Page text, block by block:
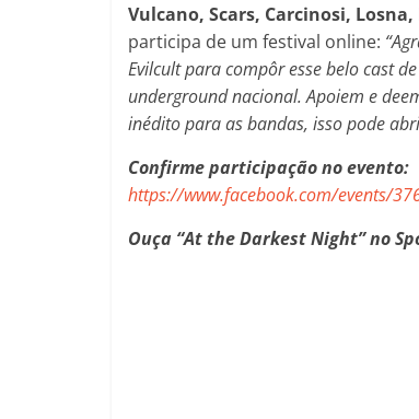
Vulcano, Scars, Carcinosi, Losna,
participa de um festival online: “
Evilcult para compôr esse belo cast
underground nacional. Apoiem e
inédito para as bandas, isso pode
Confirme participação no evento:
https://www.facebook.com/events/
Ouça “At the Darkest Night” no